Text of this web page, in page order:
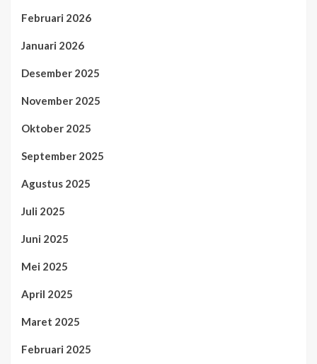
Februari 2026
Januari 2026
Desember 2025
November 2025
Oktober 2025
September 2025
Agustus 2025
Juli 2025
Juni 2025
Mei 2025
April 2025
Maret 2025
Februari 2025